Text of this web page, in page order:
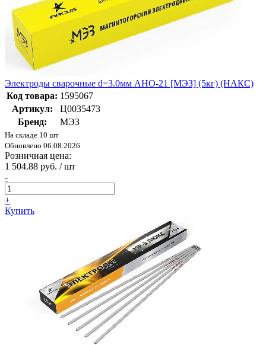
Электроды сварочные d=3.0мм АНО-21 [МЭЗ] (5кг) (НАКС)
Код товара: 1595067
Артикул:
Ц0035473
Бренд:
МЭЗ
На складе 10 шт
Обновлено 06.08.2026
Розничная цена:
1 504.88 руб. / шт
-
+
Купить